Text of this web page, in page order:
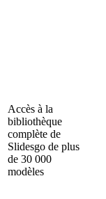
Accès à la
bibliothèque
complète de
Slidesgo de plus
de 30 000
modèles